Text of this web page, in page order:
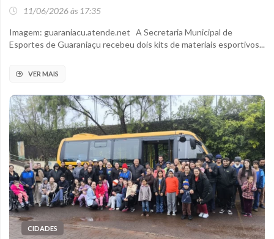
11/06/2026 às 17:35
Imagem: guaraniacu.atende.net A Secretaria Municipal de
Esportes de Guaraniaçu recebeu dois kits de materiais esportivos...
VER MAIS
CIDADES